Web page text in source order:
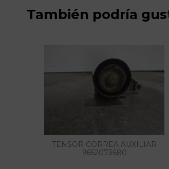
También podría
TENSOR CORREA AUXILIAR
9652073680